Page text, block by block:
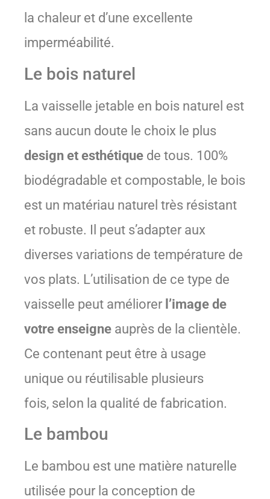
la chaleur et d’une excellente
imperméabilité.
Le bois naturel
La vaisselle jetable en bois naturel est
sans aucun doute le choix le plus
design et esthétique de tous. 100%
biodégradable et compostable, le bois
est un matériau naturel très résistant
et robuste. Il peut s’adapter aux
diverses variations de température de
vos plats. L’utilisation de ce type de
vaisselle peut améliorer l’image de
votre enseigne auprès de la clientèle.
Ce contenant peut être à usage
unique ou réutilisable plusieurs
fois, selon la qualité de fabrication.
Le bambou
Le bambou est une matière naturelle
utilisée pour la conception de